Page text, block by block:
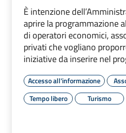
È intenzione
aprire la programmazione
di operatori economici,
privati che vogliano
iniziative da inserire nel
Accesso all'informazione
Tempo libero
Turismo